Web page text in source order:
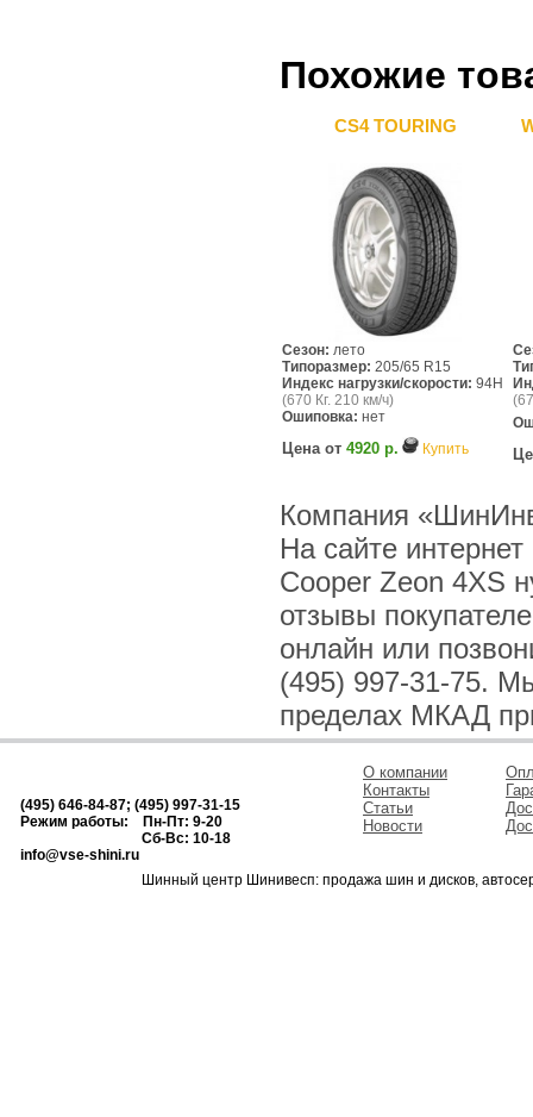
Похожие
CS4 TOURING
Сезон: лето
Типоразмер: 205/65 R15
Индекс нагрузки/скорости: 94H
(670 Кг. 210 км/ч)
Ошиповка: нет
Цена от 4920 р. Купить
Компания
На сайте
Cooper Zeon 4XS
отзывы
онлайн или
(495) 997-31-75.
пределах МКАД
(495) 646-84-87; (495) 997-31-15
Режим работы: Пн-Пт: 9-20
Сб-Вс: 10-18
info@vse-shini.ru
О компании
Контакты
Статьи
Новости
Шинный центр Шинивесп: продажа шин и дисков,